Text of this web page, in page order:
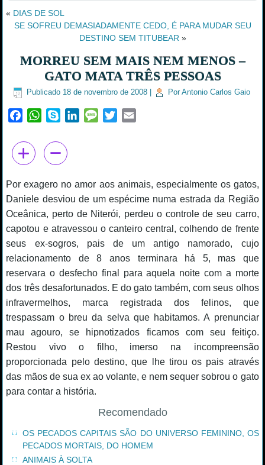
« DIAS DE SOL
SE SOFREU DEMASIADAMENTE CEDO, É PARA MUDAR SEU
DESTINO SEM TITUBEAR »
MORREU SEM MAIS NEM MENOS –
GATO MATA TRÊS PESSOAS
Publicado 18 de novembro de 2008 Por Antonio Carlos Gaio
FacebookWhatsApp
Skype LinkedInMessage
Twitter
Por exagero no amor aos animais, especialmente os gatos,
Daniele desviou de um espécime numa estrada da Região
Oceânica, perto de Niterói, perdeu o controle de seu carro,
capotou e atravessou o canteiro central, colhendo de frente
seus ex-sogros, pais de um antigo namorado, cujo
relacionamento de 8 anos terminara há 5, mas que
reservara o desfecho final para aquela noite com a morte
dos três desafortunados. E do gato também, com seus olhos
infravermelhos, marca registrada dos felinos, que
trespassam o breu da selva que habitamos. A prenunciar
mau agouro, se hipnotizados ficamos com seu feitiço.
Restou vivo o filho, imerso na incompreensão
proporcionada pelo destino, que lhe tirou os pais através
das mãos de sua ex ao volante, e nem sequer sobrou o gato
para contar a história.
Recomendado
OS PECADOS CAPITAIS SÃO DO UNIVERSO FEMININO, OS
PECADOS MORTAIS, DO HOMEM
ANIMAIS À SOLTA